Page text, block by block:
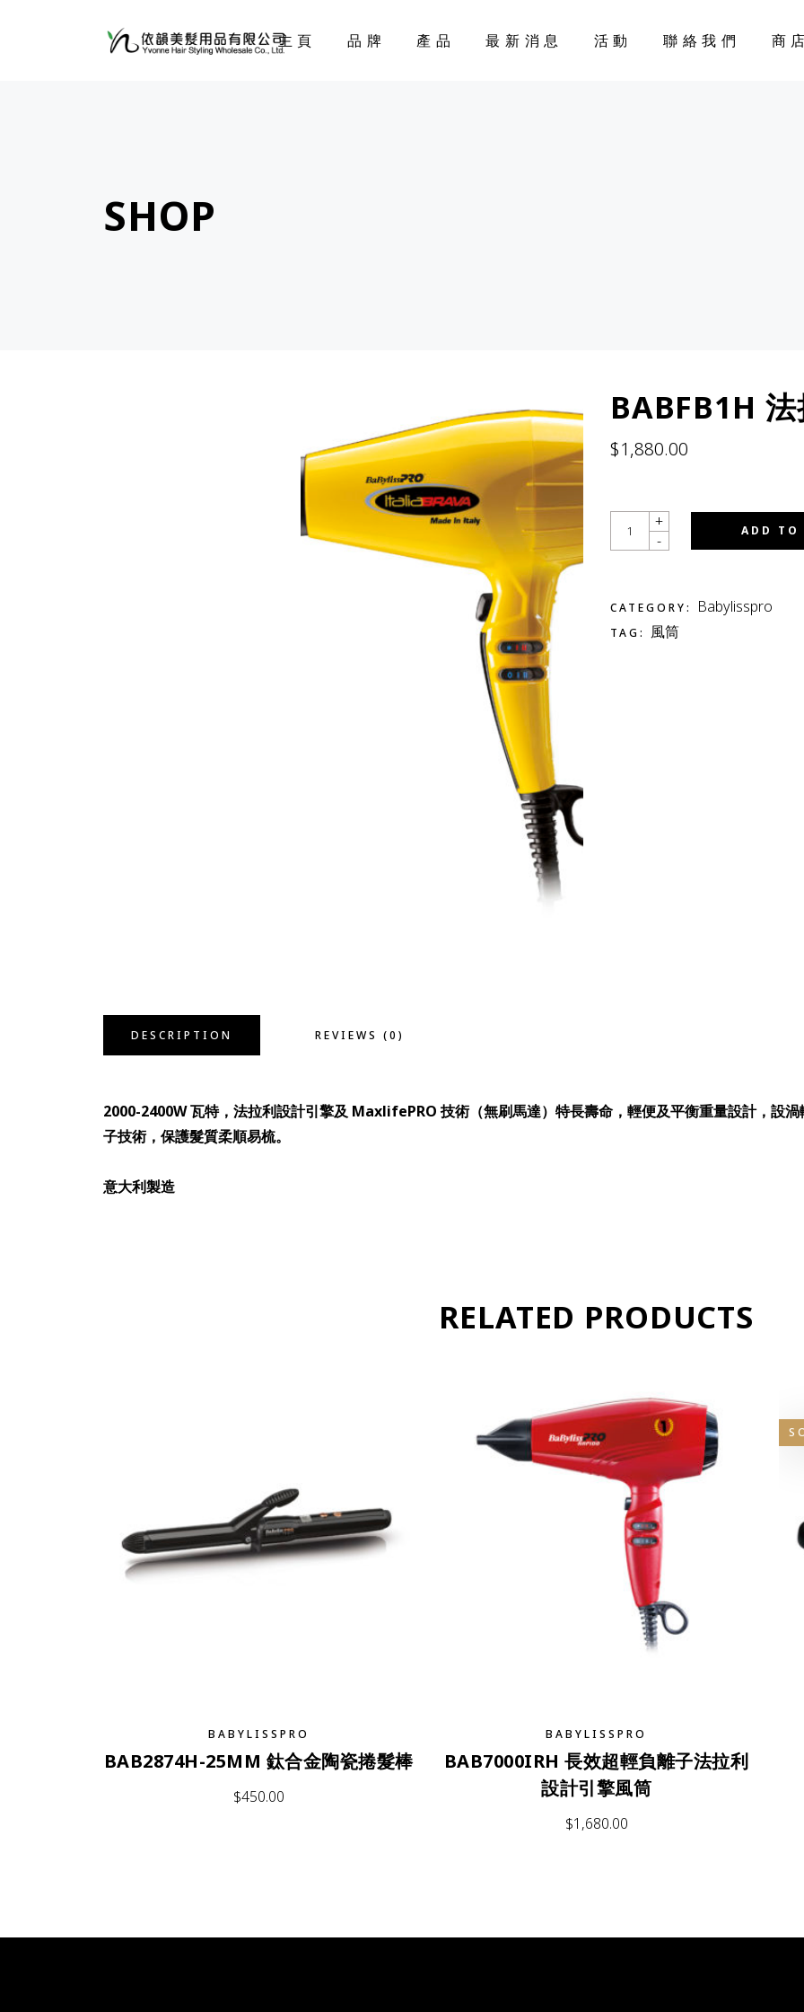
主頁 品牌 產品 最新消息 活動 聯絡我們 商
SHOP
BABFB1H
$1,880.00
QUANTITY
-
+ ADD TO
CATEGORY: Babylisspro
TAG: 風筒
DESCRIPTION REVIEWS (0)
2000-2400W瓦特，法拉利設計引擎及 MaxlifePRO 技術（無刷馬達） 特長壽命，輕便及平衡重量設計，設
子技術，保護髮質柔順易梳。
意大利製造
RELATED PRODUCTS
BABYLISSPRO
BAB2874H-25MM 鈦合金陶瓷捲髮棒
$450.00
BABYLISSPRO
BAB7000IRH 長效超輕負離子法拉利
設計引擎風筒
$1,680.00